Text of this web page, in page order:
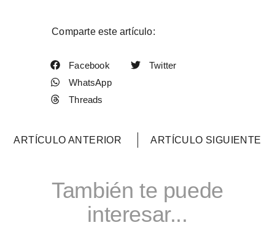
Comparte este artículo:
Facebook
Twitter
WhatsApp
Threads
ARTÍCULO ANTERIOR ARTÍCULO SIGUIENTE
También te puede
interesar...